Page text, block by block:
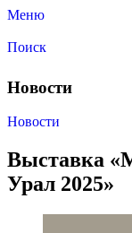
Меню
Поиск
Новости
Новости
Выставка
Урал 2025»